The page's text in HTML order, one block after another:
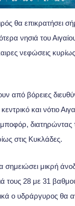
θα επικρατήσει
νησιά του
νεφώσεις
από βόρειες
και νότιο
διατηρώντας
στις Κυκλάδες.
σημειώσει μικρή
τους 28 με 31
ο υδράργυρος θα